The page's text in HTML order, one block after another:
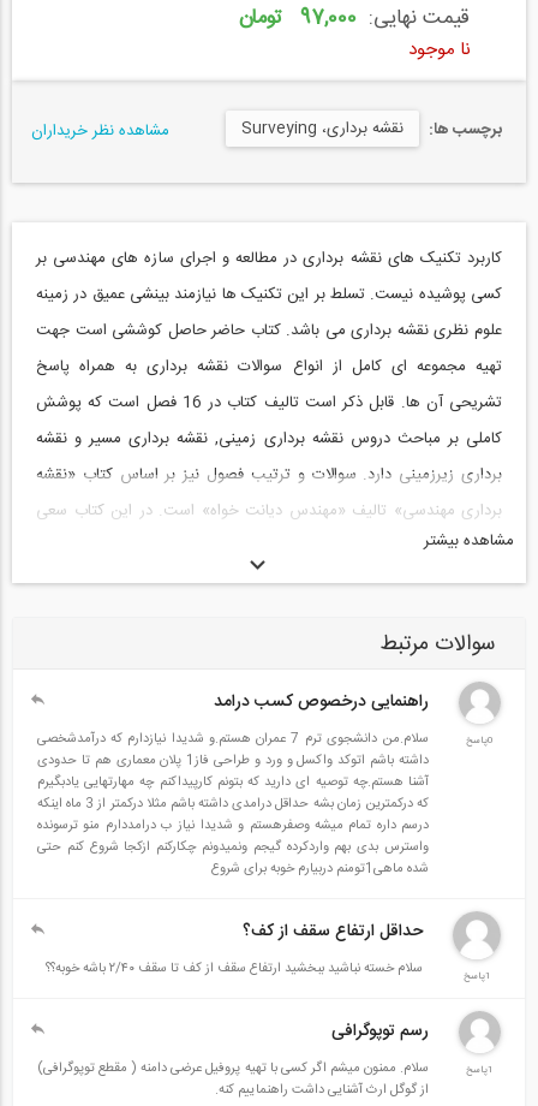
قیمت نهایی: 97,000 تومان
نا موجود
برچسب ها: نقشه‌ برداری، Surveying مشاهده نظر خریداران
کاربرد تکنیک های نقشه برداری در مطالعه و اجرای سازه های مهندسی بر
کسی پوشیده نیست. تسلط بر این تکنیک ها نیازمند بینشی عمیق در زمینه
علوم نظری نقشه برداری می باشد. کتاب حاضر حاصل کوششی است جهت
تهیه مجموعه ای کامل از انواع سوالات نقشه برداری به همراه پاسخ
تشریحی آن ها. قابل ذکر است تالیف کتاب در 16 فصل است که پوشش
کاملی بر مباحث دروس نقشه برداری زمینی, نقشه برداری مسیر و نقشه
برداری زیرزمینی دارد. سوالات و ترتیب فصول نیز بر اساس کتاب «نقشه
برداری مهندسی» تالیف «مهندس دیانت خواه» است. در این کتاب سعی
شده است تمامی سوالات به صورت کامل شرح داده شده و مراحل مختلف
محاسبات نیز نگاشته شود.
فهرست مطالب
مقدمه
فصل اول: نظریه خطاها
فصل دوم: اندازه گیری طول
فصل سوم: ترازیابی
فصل چهارم: نیمرخ های طولی و عرضی
فصل پنجم: زاویه یابی
فصل ششم: مختصات نقاط و امتدادها
فصل هفتم: فاصله یابی با دستگاه های اپتیکی (O.D.M)
فصل هشتم: پیمایش
فصل نهم: برداشت جزییات
فصل دهم: تقاطع
فصل یازدهم: ترفیع
مشاهده بیشتر
سوالات مرتبط
0پاسخ
راهنمایی درخصوص کسب درامد
سلام.من دانشجوی ترم 7 عمران هستم.و شدیدا نیازدارم که درآمدشخصی
داشته باشم اتوکد واکسل و ورد و طراحی فاز1 پلان معماری هم تا حدودی
آشنا هستم.چه توصیه ای دارید که بتونم کارپیداکنم چه مهارتهایی یادبگیرم
که درکمترین زمان بشه حداقل درامدی داشته باشم مثلا درکمتر از 3 ماه اینکه
درسم داره تمام میشه وصفرهستم و شدیدا نیاز ب درامددارم منو ترسونده
واسترس بدی بهم واردکرده گیجم ونمیدونم چکارکنم ازکجا شروع کنم حتی
شده ماهی1تومنم دربیارم خوبه برای شروع
1پاسخ
حداقل ارتفاع سقف از کف؟
سلام خسته نباشید ببخشید ارتفاع سقف از کف تا سقف ۲/۴۰ باشه خوبه؟؟
1پاسخ
رسم توپوگرافی
سلام. ممنون میشم اگر کسی با تهیه پروفیل عرضی دامنه ( مقطع توپوگرافی)
از گوگل ارث آشنایی داشت راهنماییم کنه.